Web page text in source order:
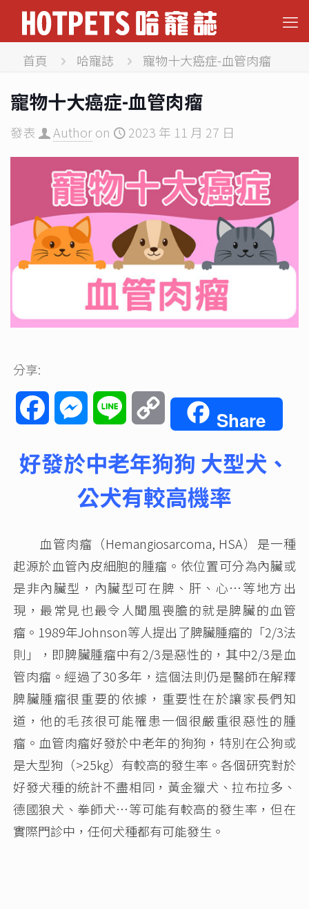
首頁 哈寵誌 寵物十大癌症-血管肉瘤
寵物十大癌症-血管肉瘤
發表 Authoron 2023 年 11 月 27 日
分享:
FacebookMessenger
Line
Copy
Share
好發於中老年狗狗 大型犬、
公犬有較高機率
血管肉瘤（Hemangiosarcoma, HSA）是一種
起源於血管內皮細胞的腫瘤。依位置可分為內臟或
是非內臟型，內臟型可在脾、肝、心…等地方出
現，最常見也最令人聞風喪膽的就是脾臟的血管
瘤。1989年Johnson等人提出了脾臟腫瘤的「2/3法
則」，即脾臟腫瘤中有2/3是惡性的，其中2/3是血
管肉瘤。經過了30多年，這個法則仍是醫師在解釋
脾臟腫瘤很重要的依據，重要性在於讓家長們知
道，他的毛孩很可能罹患一個很嚴重很惡性的腫
瘤。血管肉瘤好發於中老年的狗狗，特別在公狗或
是大型狗（>25kg）有較高的發生率。各個研究對於
好發犬種的統計不盡相同，黃金獵犬、拉布拉多、
德國狼犬、拳師犬…等可能有較高的發生率，但在
實際門診中，任何犬種都有可能發生。